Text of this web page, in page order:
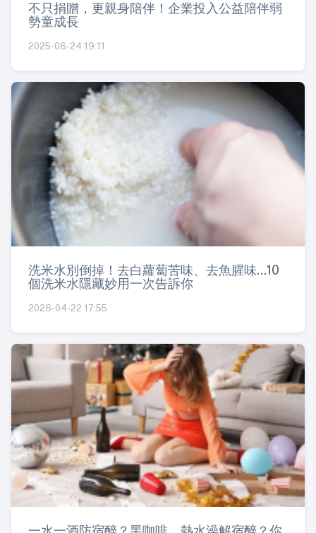
不只捐贈，更親身陪伴！企業投入公益陪伴弱
勢童成長
2025-06-24 19:11
洗米水別倒掉！去白蘿蔔苦味、去魚腥味...10
個洗米水隱藏妙用一次告訴你
2026-04-22 17:55